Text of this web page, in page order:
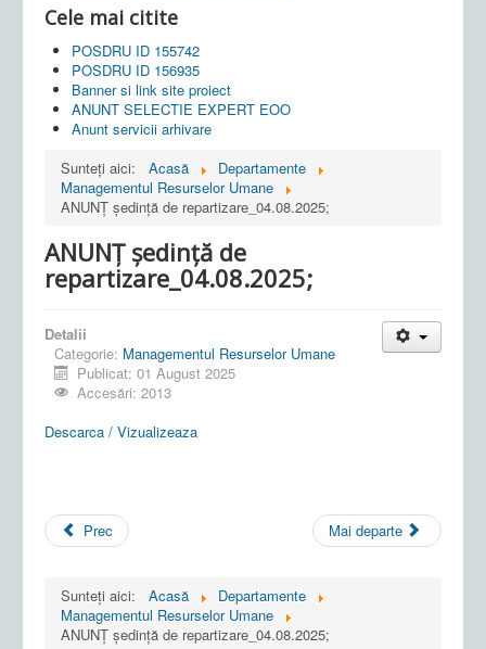
Cele mai citite
POSDRU ID 155742
POSDRU ID 156935
Banner si link site proiect
ANUNT SELECTIE EXPERT EOO
Anunt servicii arhivare
Sunteți aici:
Acasă
Departamente
Managementul Resurselor Umane
ANUNȚ ședință de repartizare_04.08.2025;
ANUNȚ ședință de
repartizare_04.08.2025;
Detalii
Categorie: Managementul Resurselor Umane
Publicat: 01 August 2025
Accesări: 2013
Descarca / Vizualizeaza
Prec Mai departe
Sunteți aici: Acasă
Departamente
Managementul Resurselor Umane
ANUNȚ ședință de repartizare_04.08.2025;